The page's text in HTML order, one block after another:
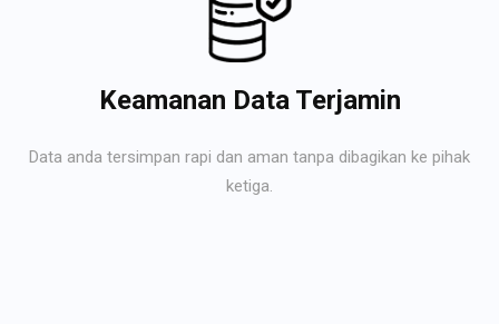
Keamanan Data Terjamin
Data anda tersimpan rapi dan aman tanpa dibagikan ke pihak
ketiga.